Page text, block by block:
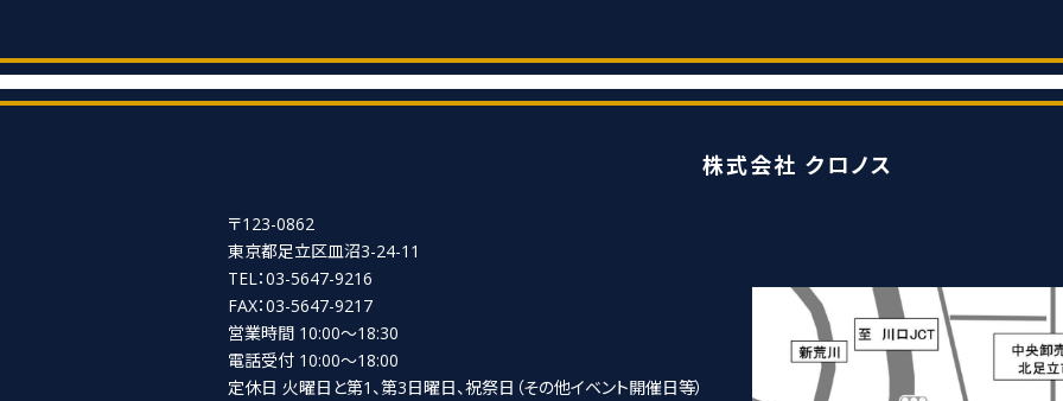
株式会社 クロノス
〒123-0862
東京都足立区皿沼3-24-11
TEL：03-5647-9216
FAX：03-5647-9217
営業時間 10:00～18:30
電話受付 10:00～18:00
定休日 火曜日と第1、第3日曜日、祝祭日 （その他イベント開催日等）